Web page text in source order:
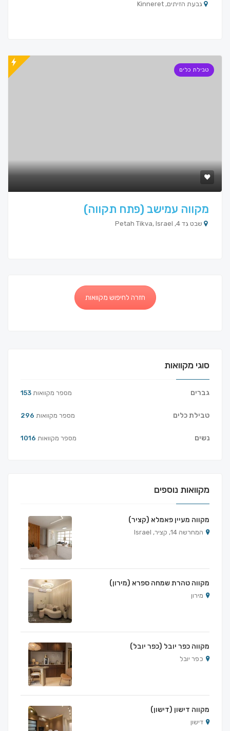
גבעת הזיתים, Kinneret
טבילת כלים
מקווה עמישב (פתח תקווה)
שבט גד 4, Petah Tikva, Israel
חזרה לחיפוש מקוואות
סוגי מקוואות
גברים 153 מספר מקוואות
טבילת כלים 296 מספר מקוואות
נשים 1016 מספר מקוואות
מקוואות נוספים
מקווה מעיין פאמלא (קציר)
המחרשה 14, קציר, Israel
מקווה טהרת שמחה ספרא (מירון)
מירון
מקווה כפר יובל (כפר יובל)
כפר יובל
מקווה דישון (דישון)
דישון